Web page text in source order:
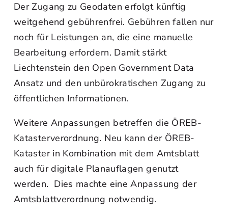
Der Zugang zu Geodaten erfolgt künftig
weitgehend gebührenfrei. Gebühren fallen nur
noch für Leistungen an, die eine manuelle
Bearbeitung erfordern. Damit stärkt
Liechtenstein den Open Government Data
Ansatz und den unbürokratischen Zugang zu
öffentlichen Informationen.
Weitere Anpassungen betreffen die ÖREB-
Katasterverordnung. Neu kann der ÖREB-
Kataster in Kombination mit dem Amtsblatt
auch für digitale Planauflagen genutzt
werden. Dies machte eine Anpassung der
Amtsblattverordnung notwendig.